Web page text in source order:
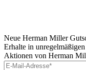
Neue Herman Miller
Erhalte in
Aktionen von Herman